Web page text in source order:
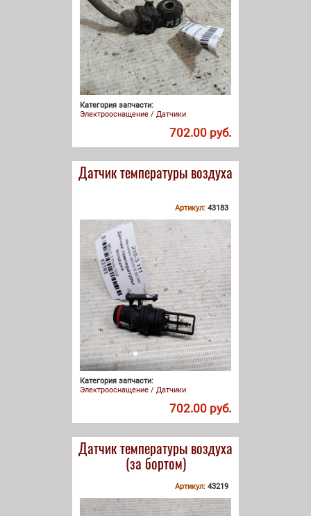
Категория запчасти:
Электрооснащение / Датчики
702.00 руб.
Датчик температуры воздуха
Артикул: 43183
Категория запчасти:
Электрооснащение / Датчики
702.00 руб.
Датчик температуры воздуха
(за бортом)
Артикул: 43219